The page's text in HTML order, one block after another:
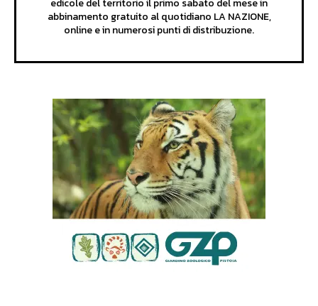
edicole del territorio il primo sabato del mese in
abbinamento gratuito al quotidiano LA NAZIONE,
online e in numerosi punti di distribuzione.